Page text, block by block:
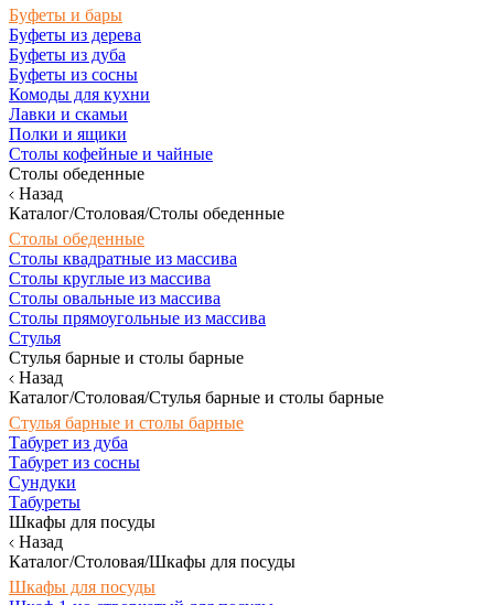
Буфеты и бары
Буфеты из дерева
Буфеты из дуба
Буфеты из сосны
Комоды для кухни
Лавки и скамьи
Полки и ящики
Столы кофейные и чайные
Столы обеденные
Назад
Каталог/Столовая/Столы обеденные
Столы обеденные
Столы квадратные из массива
Столы круглые из массива
Столы овальные из массива
Столы прямоугольные из массива
Стулья
Стулья барные и столы барные
Назад
Каталог/Столовая/Стулья барные и столы барные
Стулья барные и столы барные
Табурет из дуба
Табурет из сосны
Сундуки
Табуреты
Шкафы для посуды
Назад
Каталог/Столовая/Шкафы для посуды
Шкафы для посуды